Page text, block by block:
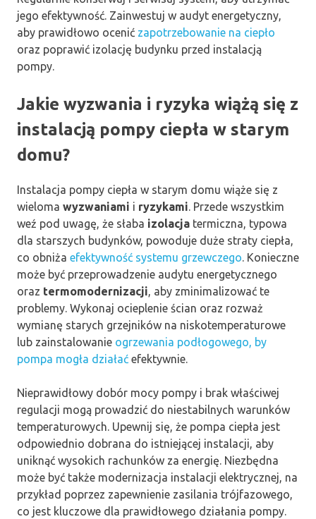
jego efektywność. Zainwestuj w audyt energetyczny,
aby prawidłowo ocenić zapotrzebowanie na ciepło
oraz poprawić izolację budynku przed instalacją
pompy.
Jakie wyzwania i ryzyka wiążą się z
instalacją pompy ciepła w starym
domu?
Instalacja pompy ciepła w starym domu wiąże się z
wieloma wyzwaniami i ryzykami. Przede wszystkim
weź pod uwagę, że słaba izolacja termiczna, typowa
dla starszych budynków, powoduje duże straty ciepła,
co obniża efektywność systemu grzewczego. Konieczne
może być przeprowadzenie audytu energetycznego
oraz termomodernizacji, aby zminimalizować te
problemy. Wykonaj ocieplenie ścian oraz rozważ
wymianę starych grzejników na niskotemperaturowe
lub zainstalowanie ogrzewania podłogowego, by
pompa mogła działać efektywnie.
Nieprawidłowy dobór mocy pompy i brak właściwej
regulacji mogą prowadzić do niestabilnych warunków
temperaturowych. Upewnij się, że pompa ciepła jest
odpowiednio dobrana do istniejącej instalacji, aby
uniknąć wysokich rachunków za energię. Niezbędna
może być także modernizacja instalacji elektrycznej, na
przykład poprzez zapewnienie zasilania trójfazowego,
co jest kluczowe dla prawidłowego działania pompy.